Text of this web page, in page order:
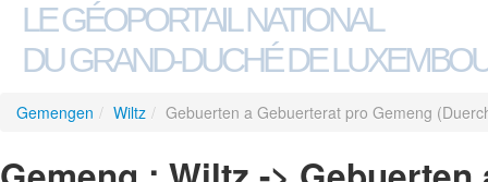
LE GÉOPORTAIL NATIONAL
DU GRAND-DUCHÉ DE
Gemengen / Wiltz / Gebuerten a Gebuerterat pro Gemeng